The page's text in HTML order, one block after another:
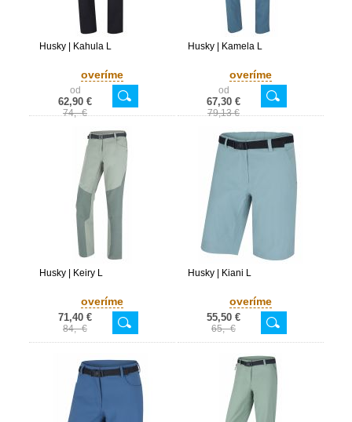
Husky | Kahula L
overíme
od
62,90 €
74,- €
Husky | Kamela L
overíme
od
67,30 €
79,13 €
Husky | Keiry L
overíme
71,40 €
84,- €
Husky | Kiani L
overíme
55,50 €
65,- €